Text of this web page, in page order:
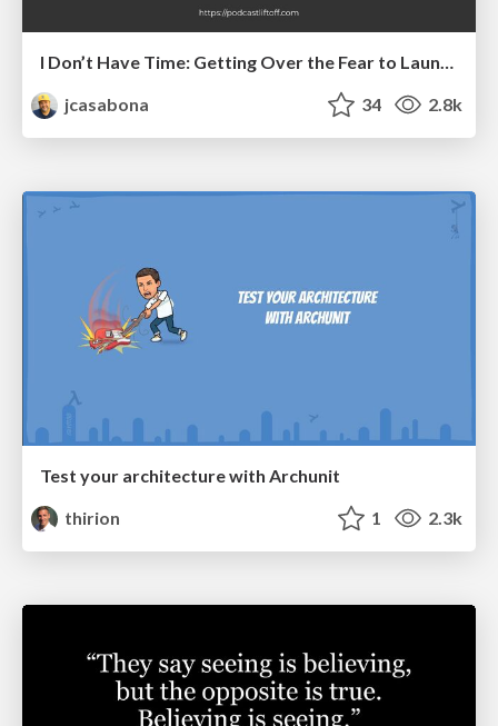
I Don’t Have Time: Getting Over the Fear to Launch Your Podcast
jcasabona
34 2.8k
Test your architecture with Archunit
thirion
1 2.3k